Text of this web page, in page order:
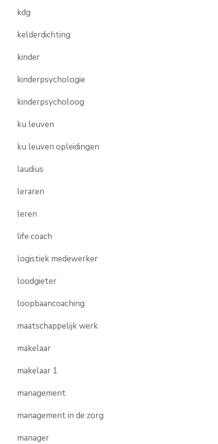
kdg
kelderdichting
kinder
kinderpsychologie
kinderpsycholoog
ku leuven
ku leuven opleidingen
laudius
leraren
leren
life coach
logistiek medewerker
loodgieter
loopbaancoaching
maatschappelijk werk
makelaar
makelaar 1
management
management in de zorg
manager